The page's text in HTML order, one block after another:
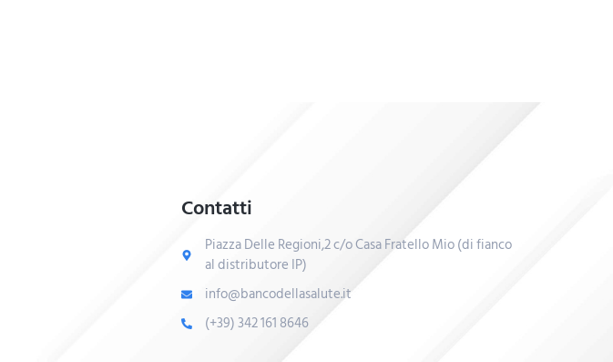
Contatti
Piazza Delle Regioni,2 c/o Casa Fratello Mio (di fianco
al distributore IP)
info@bancodellasalute.it
(+39) 342 161 8646